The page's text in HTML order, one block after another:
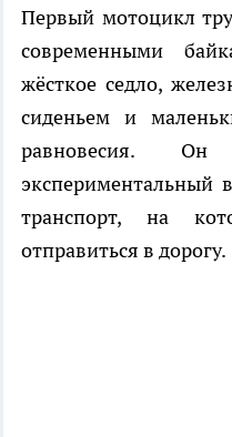
Первый мотоцикл
современными
жёсткое седло,
сиденьем и
равновесия.
экспериментальный
транспорт, на
отправиться в дорогу.